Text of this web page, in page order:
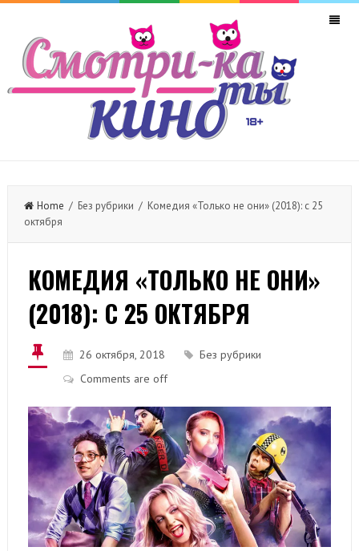
Home / Без рубрики / Комедия «Только не они» (2018): с 25
октября
КОМЕДИЯ «ТОЛЬКО НЕ ОНИ»
(2018): С 25 ОКТЯБРЯ
26 октября, 2018
Без рубрики
Comments are off